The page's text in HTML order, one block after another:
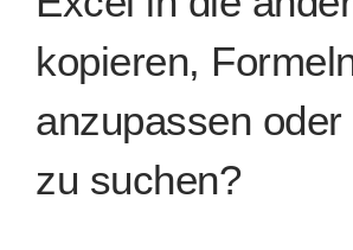
kopieren,
anzupassen oder
zu suchen?